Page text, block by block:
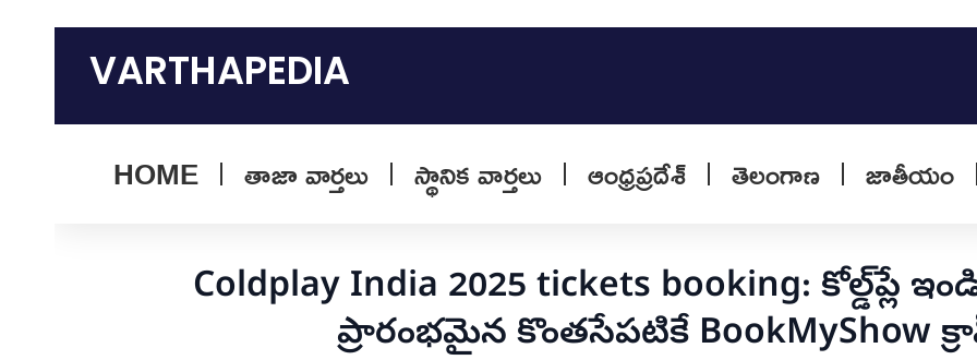
contentVARTHAPEDIA
HOME
తాజా వార్తలు స్థానిక వార్తలు ఆంధ్రప్రదేశ్ తెలంగాణ జాతీయం
Coldplay India 2025 tickets booking: కోల్డ్‌ప్లే
ప్రారంభమైన కొంతసేపటికే BookMyShow